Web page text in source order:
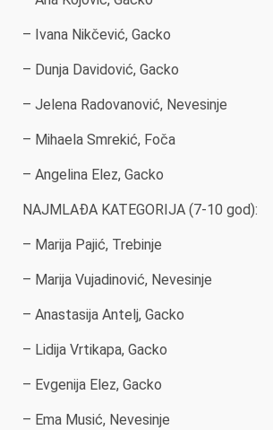
– Ivana Nikčević, Gacko
– Dunja Davidović, Gacko
– Jelena Radovanović, Nevesinje
– Mihaela Smrekić, Foča
– Angelina Elez, Gacko
NAJMLAĐA KATEGORIJA (7-10 god):
– Marija Pajić, Trebinje
– Marija Vujadinović, Nevesinje
– Anastasija Antelj, Gacko
– Lidija Vrtikapa, Gacko
– Evgenija Elez, Gacko
– Ema Musić, Nevesinje